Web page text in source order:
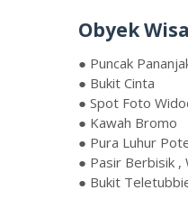
Obyek
● Puncak
● Bukit Cinta
● Spot Foto
● Kawah Bromo
● Pura Luhur
● Pasir Berbisik ,
● Bukit